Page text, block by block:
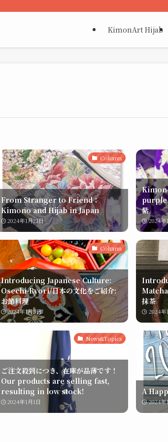
KimonArt Hijab
Column
From Stranger to Friend：
Kimono and Hijab in Japan
2024年1月21日
purple
紫
2024年
Column
Introducing Japanese Culture:
Osechi-Ryori/日本の文化をご紹介:
お節料理
2024年1月3日
Matcha
抹茶
2024年
News&Topics
ご注文殺到につき、在庫が品薄です！
Our products are selling fast,
resulting in low stock!
2024年1月1日
A
2024年